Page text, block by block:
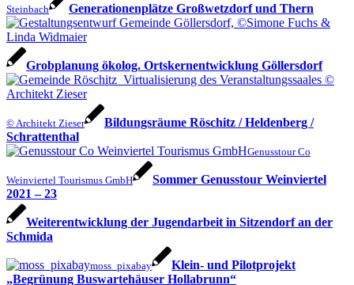
Steinbach Generationenplätze Großwetzdorf und Thern
Grobplanung ökolog. Ortskernentwicklung Göllersdorf
© Architekt Zieser
Bildungsräume Röschitz / Heldenberg /
Schrattenthal
Genusstour Co
Weinviertel Tourismus GmbH
Sommer Genusstour Weinviertel
2021 – 23
Weiterentwicklung der Jugendarbeit in Sitzendorf an der
Schmida
moss_pixabay
Klein- und Pilotprojekt
„Begrünung Buswartehäuser Hollabrunn“